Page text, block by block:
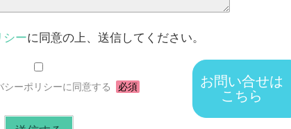
シーに同意の上、送信してください。
シーポリシーに同意する 必須
お問い合せは
こちら